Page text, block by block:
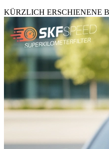
KÜRZLICH ERSCHIENENE